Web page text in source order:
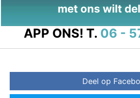
met ons wilt
APP ONS! T. 06 -
Deel op